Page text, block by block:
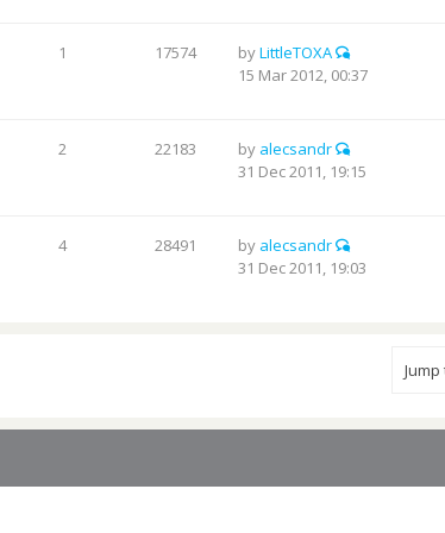
1 17574 byLittleTOXA
15 Mar 2012, 00:37
2 22183 by alecsandr
31 Dec 2011, 19:15
4 28491 by alecsandr
31 Dec 2011, 19:03